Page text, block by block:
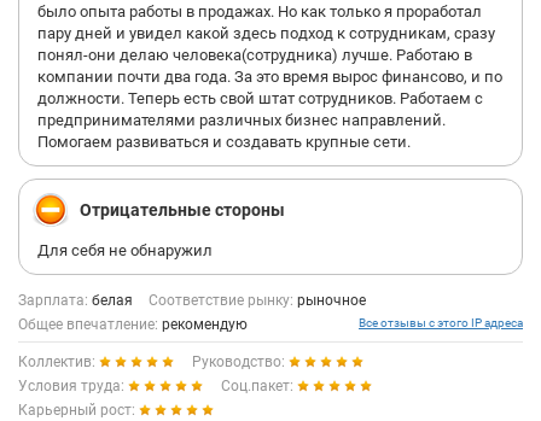
было опыта работы в продажах. Но как только я проработал
пару дней и увидел какой здесь подход к сотрудникам, сразу
понял-они делаю человека(сотрудника) лучше. Работаю в
компании почти два года. За это время вырос финансово, и по
должности. Теперь есть свой штат сотрудников. Работаем с
предпринимателями различных бизнес направлений.
Помогаем развиваться и создавать крупные сети.
Отрицательные стороны
Для себя не обнаружил
Зарплата: белая Соответствие рынку: рыночное
Общее впечатление: рекомендую Все отзывы с этого IP адреса
Коллектив:
Руководство:
Условия труда:
Соц.пакет:
Карьерный рост: